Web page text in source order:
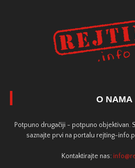
O NAMA
Potpuno drugačiji - potpuno objektivan.
saznajte prvi na portalu rejting-
Kontaktirajte nas: